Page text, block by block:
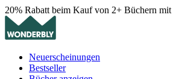
20% Rabatt beim Kauf von 2+ Büchern mit
Neuerscheinungen
Bestseller